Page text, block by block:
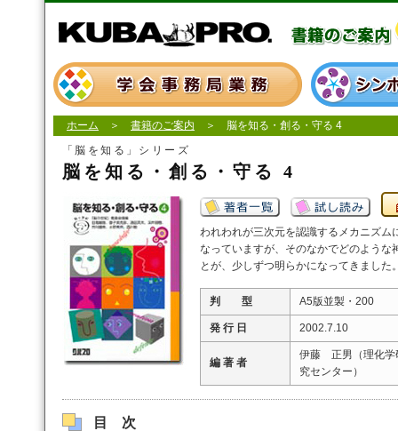
ホーム ＞ 書籍のご案内 ＞ 脳を知る・創る・守る 4
「脳を知る」シリーズ
脳を知る・創る・守る 4
われわれが三次元を認識するメカニズ
なっていますが、そのなかでどのよう
とが、少しずつ明らかになってきました
判 型 A5版並製・200
発 行 日 2002.7.10
編 著 者
伊藤 正男（理化学
究センター）
目次